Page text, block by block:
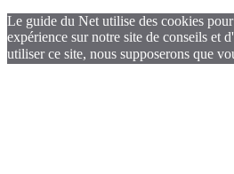
Le guide du Net utilise des cookies
expérience sur notre site de conseils et
utiliser ce site, nous supposerons que